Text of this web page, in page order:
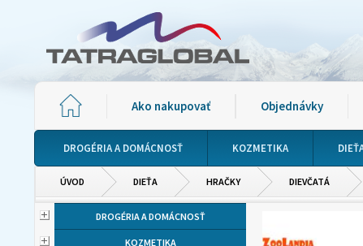
Ako nakupovať Objednávky
DROGÉRIA A DOMÁCNOSŤ KOZMETIKA
ÚVOD DIEŤA HRAČKY DIEVČATÁ
DROGÉRIA A DOMÁCNOSŤ
KOZMETIKA